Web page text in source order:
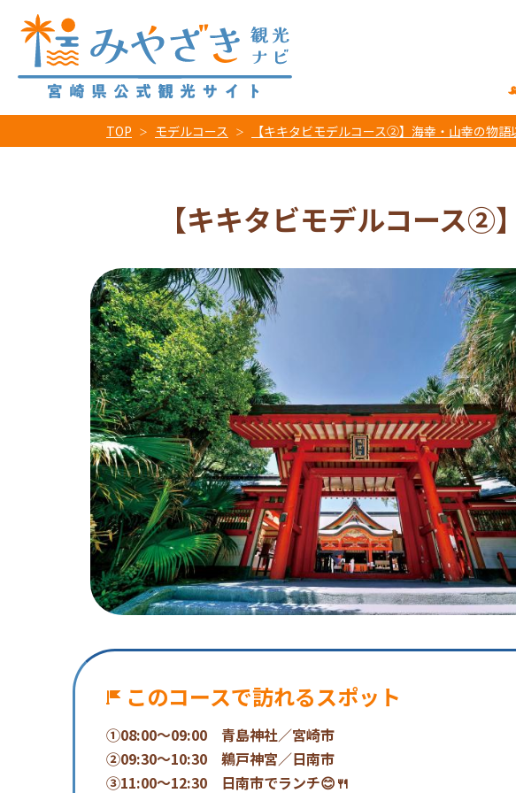
TOP モデルコース 【キキタビモデルコース②】海幸・山幸の物
【キキタビモデルコース②
このコースで訪れるスポット
①08:00～09:00 青島神社／宮崎市
②09:30～10:30 鵜戸神宮／日南市
③11:00～12:30 日南市でランチ😊🍴